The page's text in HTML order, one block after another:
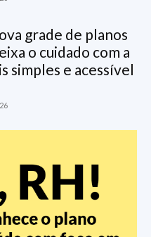
grade de planos
o cuidado com a
simples e acessível